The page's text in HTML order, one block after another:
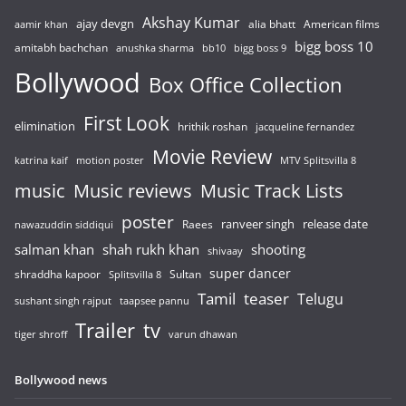
aamir khan ajay devgn Akshay Kumar alia bhatt American films
amitabh bachchan anushka sharma bb10 bigg boss 9 bigg boss 10
Bollywood Box Office Collection
elimination First Look hrithik roshan jacqueline fernandez
katrina kaif motion poster Movie Review MTV Splitsvilla 8
music Music reviews Music Track Lists
nawazuddin siddiqui poster Raees ranveer singh release date
salman khan shah rukh khan shivaay shooting
shraddha kapoor Splitsvilla 8 Sultan super dancer
sushant singh rajput taapsee pannu Tamil teaser Telugu
tiger shroff Trailer tv varun dhawan
Bollywood news